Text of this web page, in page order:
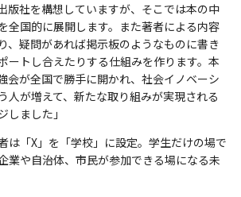
版社を構想していますが、そこでは本の中
全国的に展開します。また著者による内容
、疑問があれば掲示板のようなものに書き
ートし合えたりする仕組みを作ります。本
会が全国で勝手に開かれ、社会イノベーシ
人が増えて、新たな取り組みが実現される
しました」
は「X」を「学校」に設定。学生だけの場で
業や自治体、市民が参加できる場になる未